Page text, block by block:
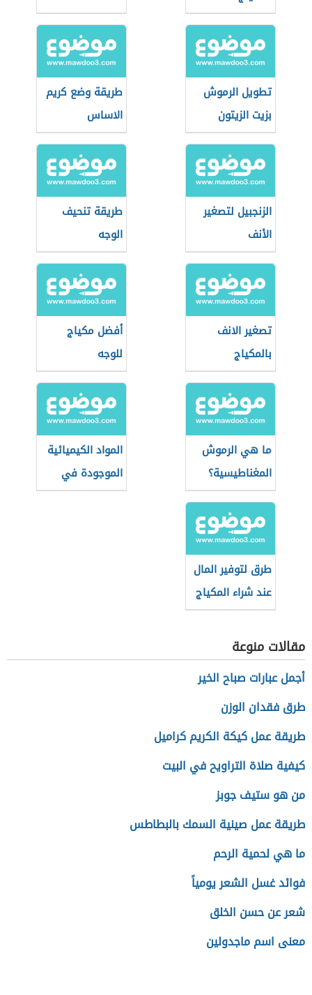
تطويل الرموش
بزيت الزيتون
طريقة وضع كريم
الاساس
الزنجبيل لتصغير
الأنف
طريقة تنحيف
الوجه
تصغير الانف
بالمكياج
أفضل مكياج
للوجه
ما هي الرموش
المغناطيسية؟
المواد الكيميائية
الموجودة في
مستحضرات
طرق لتوفير المال
عند شراء المكياج
مقالات منوعة
أجمل عبارات صباح الخير
طرق فقدان الوزن
طريقة عمل كيكة الكريم كراميل
كيفية صلاة التراويح في البيت
من هو ستيف جوبز
طريقة عمل صينية السمك بالبطاطس
ما هي لحمية الرحم
فوائد غسل الشعر يومياً
شعر عن حسن الخلق
معنى اسم ماجدولين